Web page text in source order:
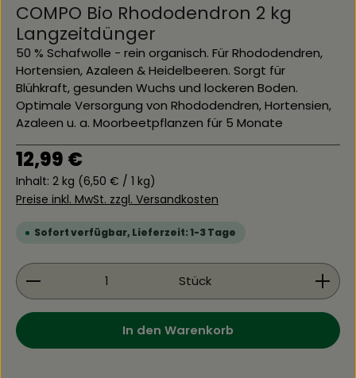
COMPO Bio Rhododendron 2 kg
Langzeitdünger
50 % Schafwolle - rein organisch. Für Rhododendren,
Hortensien, Azaleen & Heidelbeeren. Sorgt für
Blühkraft, gesunden Wuchs und lockeren Boden.
Optimale Versorgung von Rhododendren, Hortensien,
Azaleen u. a. Moorbeetpflanzen für 5 Monate
Regulärer Preis:
12,99 €
Inhalt: 2 kg (6,50 € / 1 kg)
Preise inkl. MwSt. zzgl. Versandkosten
Sofort verfügbar, Lieferzeit: 1-3 Tage
Produkt Anzahl: Gib den gewünschten Wert
Stück
In den Warenkorb